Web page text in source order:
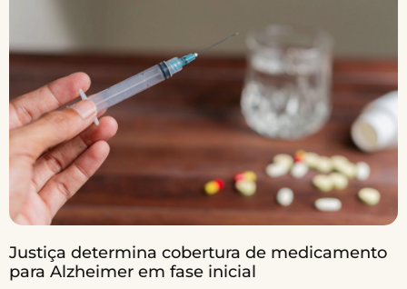
Justiça determina cobertura de medicamento
para Alzheimer em fase inicial